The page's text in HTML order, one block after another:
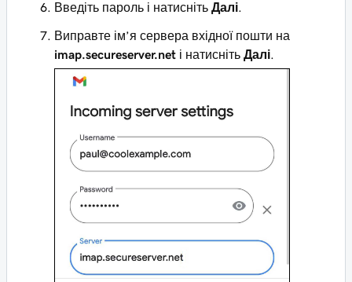
Введіть пароль і натисніть Далі
Виправте ім’я сервера вхідної пошти на
imap.secureserver.net і натисніть Далі